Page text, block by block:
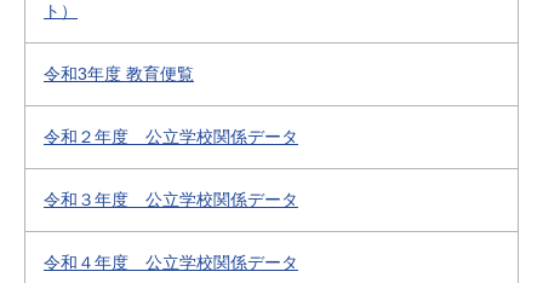
ト）
令和3年度 教育便覧
令和２年度 公立学校関係データ
令和３年度 公立学校関係データ
令和４年度 公立学校関係データ